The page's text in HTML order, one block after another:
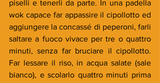
piselli e tenerli da parte. In una padella
wok capace far appassire il cipollotto ed
aggiungere la concassé di peperoni, farli
saltare a fuoco vivace per tre o quattro
minuti, senza far bruciare il cipollotto.
Far lessare il riso, in acqua salate (sale
bianco), e scolarlo quattro minuti prima